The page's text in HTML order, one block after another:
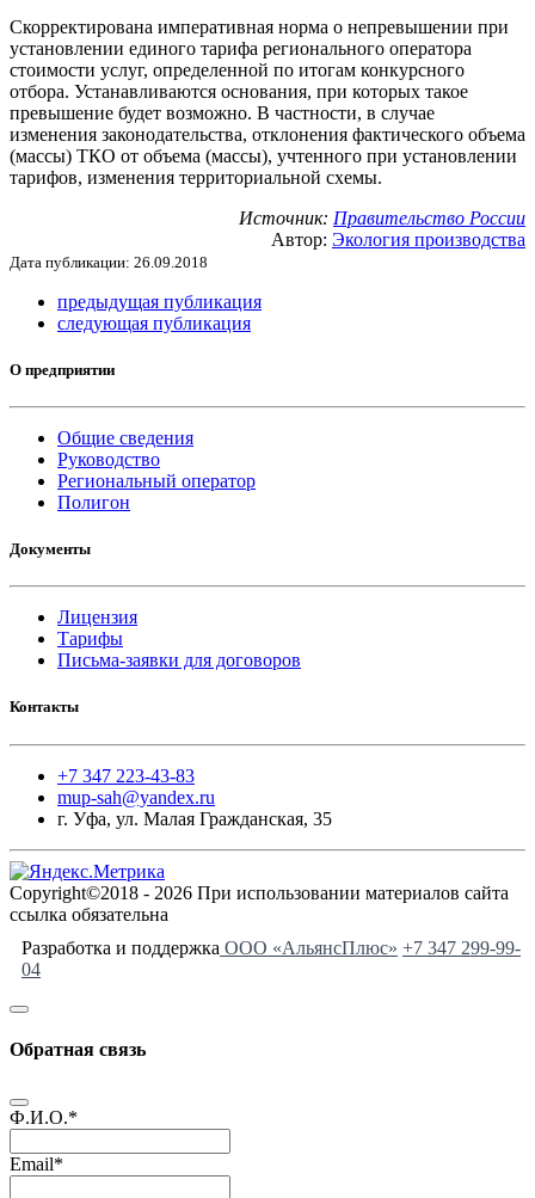
Скорректирована императивная норма о непревышении при
установлении единого тарифа регионального оператора
стоимости услуг, определенной по итогам конкурсного
отбора. Устанавливаются основания, при которых такое
превышение будет возможно. В частности, в случае
изменения законодательства, отклонения фактического объема
(массы) ТКО от объема (массы), учтенного при установлении
тарифов, изменения территориальной схемы.
Источник: Правительство России
Автор: Экология производства
Дата публикации: 26.09.2018
предыдущая публикация
следующая публикация
О предприятии
Общие сведения
Руководство
Региональный оператор
Полигон
Документы
Лицензия
Тарифы
Письма-заявки для договоров
Контакты
+7 347 223-43-83
mup-sah@yandex.ru
г. Уфа, ул. Малая Гражданская, 35
Copyright©2018 - 2026 При использовании материалов сайта
ссылка обязательна
Разработка и поддержка ООО «АльянсПлюс» +7 347 299-99-
04
Обратная связь
Ф.И.О.*
Email*